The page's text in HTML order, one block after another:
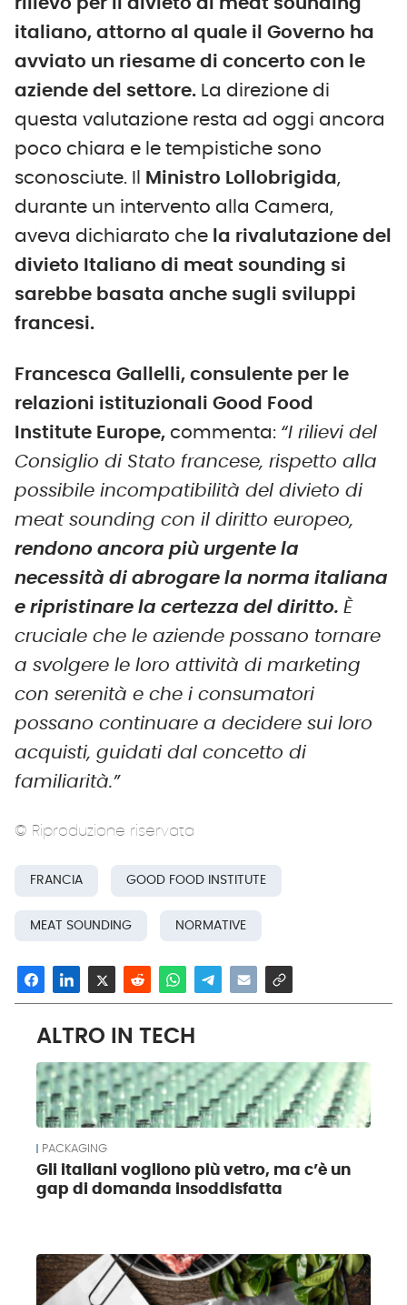
rilievo per il divieto di meat sounding
italiano, attorno al quale il Governo ha
avviato un riesame di concerto con le
aziende del settore. La direzione di
questa valutazione resta ad oggi ancora
poco chiara e le tempistiche sono
sconosciute. Il
Ministro Lollobrigida,
durante un intervento alla Camera,
aveva dichiarato che la rivalutazione del
divieto Italiano di meat sounding si
sarebbe basata anche sugli sviluppi
francesi.
Francesca Gallelli, consulente per le
relazioni istituzionali Good Food
Institute Europe, commenta: “I rilievi del
Consiglio di Stato francese, rispetto alla
possibile incompatibilità del divieto di
meat sounding con il diritto europeo,
rendono ancora più urgente la
necessità di abrogare la norma italiana
e ripristinare la certezza del diritto. È
cruciale che le aziende possano tornare
a svolgere le loro attività di marketing
con serenità e che i consumatori
possano continuare a decidere sui loro
acquisti, guidati dal concetto di
familiarità.”
© Riproduzione riservata
FRANCIA GOOD FOOD INSTITUTE
MEAT SOUNDING NORMATIVE
ALTRO IN TECH
PACKAGING
Gli italiani vogliono più vetro, ma c’è un
gap di domanda insoddisfatta